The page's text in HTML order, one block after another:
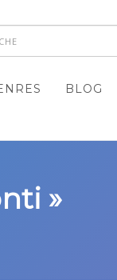
BLOG
»